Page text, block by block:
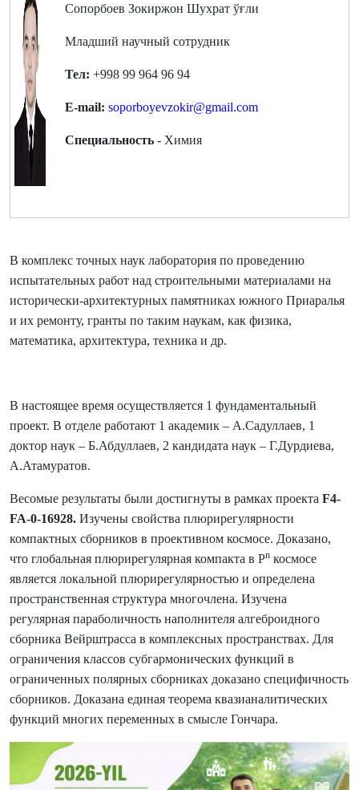
Сопорбоев Зокиржон Шухрат ўғли
Младший научный сотрудник
Teл: +998 99 964 96 94
E-mail: soporboyevzokir@gmail.com
Специальность - Химия
В комплекс точных наук лаборатория по проведению
испытательных работ над строительными материалами на
исторически-архитектурных памятниках южного Приаралья
и их ремонту, гранты по таким наукам, как физика,
математика, архитектура, техника и др.
В настоящее время осуществляется 1 фундаментальный
проект. В отделе работают 1 академик – А.Садуллаев, 1
доктор наук – Б.Абдуллаев, 2 кандидата наук – Г.Дурдиева,
А.Атамуратов.
Весомые результаты были достигнуты в рамках проекта F4-
FA-0-16928. Изучены свойства плюрирегулярности
компактных сборников в проективном космосе. Доказано,
что глобальная плюрирегулярная компакта в Pn космосе
является локальной плюрирегулярностью и определена
пространственная структура многочлена. Изучена
регулярная параболичность наполнителя алгеброидного
сборника Вейрштрасса в комплексных пространствах. Для
ограничения классов субгармонических функций в
ограниченных полярных сборниках доказано специфичность
сборников. Доказана единая теорема квазианалитических
функций многих переменных в смысле Гончара.